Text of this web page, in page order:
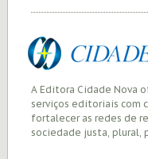
A Editora Cidade Nova
serviços editoriais com
fortalecer as redes de
sociedade justa, plural,